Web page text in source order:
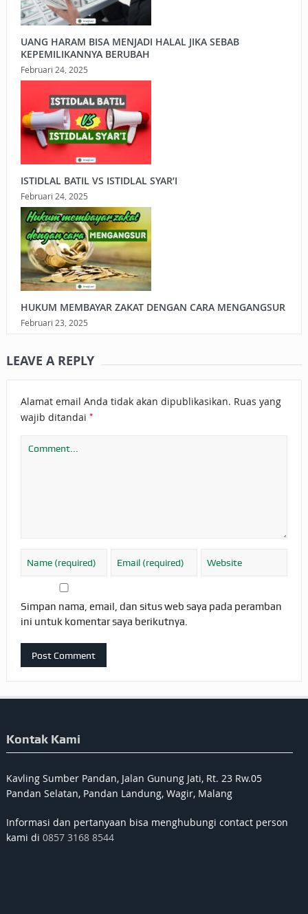
UANG HARAM BISA MENJADI HALAL JIKA SEBAB
KEPEMILIKANNYA BERUBAH
Februari 24, 2025
ISTIDLAL BATIL VS ISTIDLAL SYAR’I
Februari 24, 2025
HUKUM MEMBAYAR ZAKAT DENGAN CARA MENGANGSUR
Februari 23, 2025
LEAVE A REPLY
Alamat email Anda tidak akan dipublikasikan. Ruas yang
wajib ditandai *
Simpan nama, email, dan situs web saya pada peramban
ini untuk komentar saya berikutnya.
Kontak Kami
Kavling Sumber Pandan, Jalan Gunung Jati, Rt. 23 Rw.05
Pandan Selatan, Pandan Landung, Wagir, Malang
Informasi dan pertanyaan bisa menghubungi contact person
kami di 0857 3168 8544